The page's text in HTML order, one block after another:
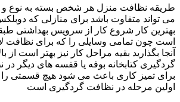
طریقه نظافت منزل هر شخص بسته به نوع و
می تواند متفاوت باشد برای منازلی که
بهترین کار شروع کار از سرویس بهداشتی
است چون تمامی وسایلی را که برای نظافت
آنجا بگذارید بقیه مراحل کار نیز بهتر است از
گردگیری کتابخانه بوفه یا قفسه های دیگر
برای تمیز کاری باعث می شود هیچ قسمتی را
اولین مرحله در نظافت گردگیری است